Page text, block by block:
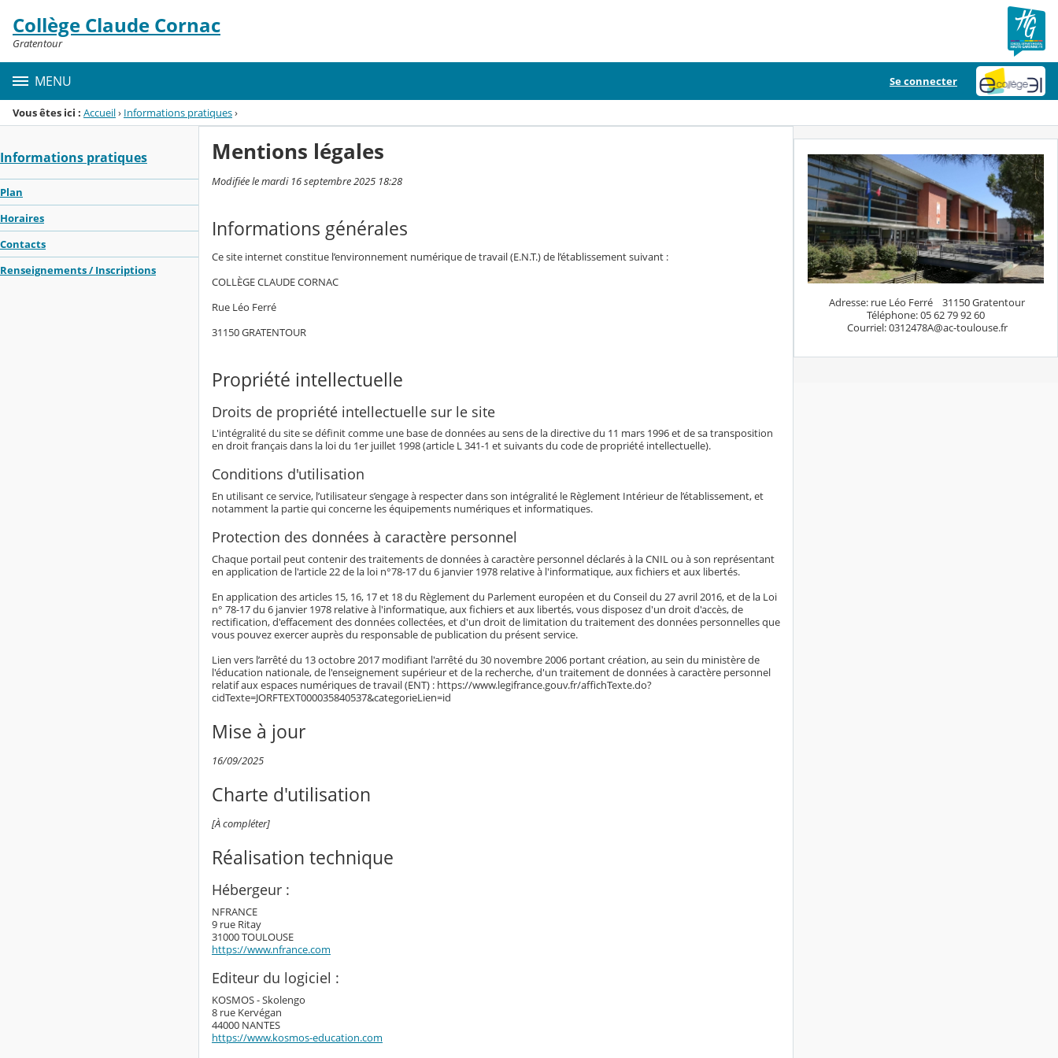
Menu de la rubrique
Contenu
Collège Claude Cornac
Gratentour
MENU Se connecter
Vous êtes ici : Accueil› Informations pratiques›
Informations pratiques
Plan
Horaires
Contacts
Renseignements / Inscriptions
Mentions légales
Modifiée le mardi 16 septembre 2025 18:28
Informations générales
Ce site internet constitue l’environnement numérique de travail (E.N.T.) de l’établissement suivant :
COLLÈGE CLAUDE CORNAC
Rue Léo Ferré
31150 GRATENTOUR
Propriété intellectuelle
Droits de propriété intellectuelle sur le site
L'intégralité du site se définit comme une base de données au sens de la directive du 11 mars 1996 et de sa transposition
en droit français dans la loi du 1er juillet 1998 (article L 341-1 et suivants du code de propriété intellectuelle).
Conditions d'utilisation
En utilisant ce service, l’utilisateur s’engage à respecter dans son intégralité le Règlement Intérieur de l’établissement, et
notamment la partie qui concerne les équipements numériques et informatiques.
Protection des données à caractère personnel
Chaque portail peut contenir des traitements de données à caractère personnel déclarés à la CNIL ou à son représentant
en application de l'article 22 de la loi n°78-17 du 6 janvier 1978 relative à l'informatique, aux fichiers et aux libertés.
En application des articles 15, 16, 17 et 18 du Règlement du Parlement européen et du Conseil du 27 avril 2016, et de la Loi
n° 78-17 du 6 janvier 1978 relative à l'informatique, aux fichiers et aux libertés, vous disposez d'un droit d'accès, de
rectification, d'effacement des données collectées, et d'un droit de limitation du traitement des données personnelles que
vous pouvez exercer auprès du responsable de publication du présent service.
Lien vers l’arrêté du 13 octobre 2017 modifiant l'arrêté du 30 novembre 2006 portant création, au sein du ministère de
l'éducation nationale, de l'enseignement supérieur et de la recherche, d'un traitement de données à caractère personnel
relatif aux espaces numériques de travail (ENT) : https://www.legifrance.gouv.fr/affichTexte.do?
cidTexte=JORFTEXT000035840537&categorieLien=id
Mise à jour
16/09/2025
Charte d'utilisation
[À compléter]
Réalisation technique
Hébergeur :
NFRANCE
9 rue Ritay
31000 TOULOUSE
https://www.nfrance.com
Editeur du logiciel :
KOSMOS - Skolengo
8 rue Kervégan
44000 NANTES
https://www.kosmos-education.com
Adresse: rue Léo Ferré 31150 Gratentour
Téléphone: 05 62 79 92 60
Courriel: 0312478A@ac-toulouse.fr